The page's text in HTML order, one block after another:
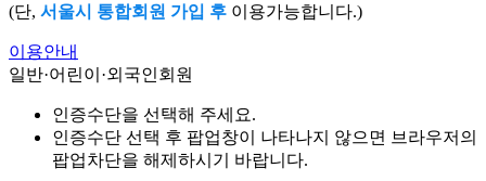
(단, 서울시 통합회원 가입 후 이용가능합니다.)
이용안내
일반·어린이·외국인회원
인증수단을 선택해 주세요.
인증수단 선택 후 팝업창이 나타나지 않으면 브라우저의
팝업차단을 해제하시기 바랍니다.